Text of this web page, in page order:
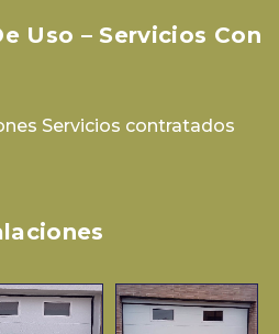
Uso – Servicios Con
Servicios contratados